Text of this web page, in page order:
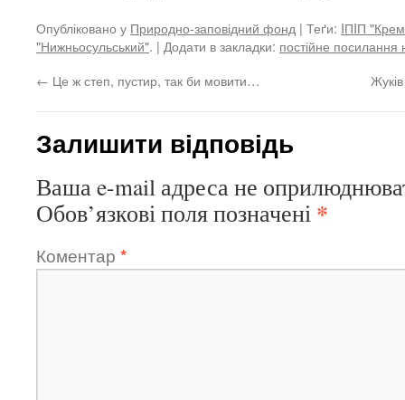
Опубліковано у Природно-заповідний фонд | Теґи: IПIП
"Нижньосульський". | Додати в закладки: постійне посилання
← Це ж степ, пустир, так би мовити…
Залишити відповідь
Ваша e-mail адреса не
Обов’язкові поля позначені *
Коментар *